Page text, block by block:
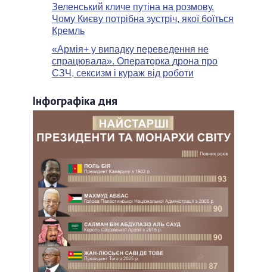
Зеленський кличе путіна на розмову.
Чому Києву потрібна зустріч, якої боїться
Кремль
«Армія+ у випадку переведення не
спрацювала». Операторка дрона про
СЗЧ, сексизм і кураж від роботи
Інфографіка дня